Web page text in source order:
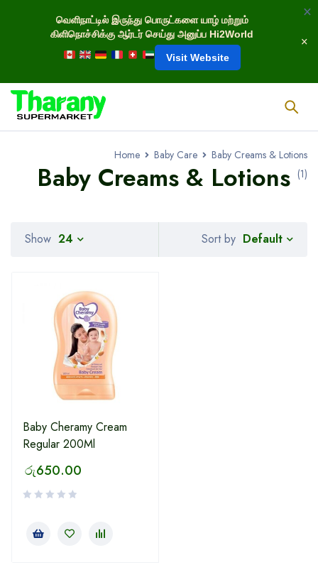
வெளிநாட்டில் இருந்து பொருட்களை யாழ் மற்றும்
கிளிநொச்சிக்கு ஆர்டர் செய்து அனுப்ப Hi2World
Visit Website
Home Baby Care Baby Creams & Lotions
Baby Creams & Lotions (1)
Sort by Default
Show 24
Baby Cheramy Cream
Regular 200Ml
රු650.00